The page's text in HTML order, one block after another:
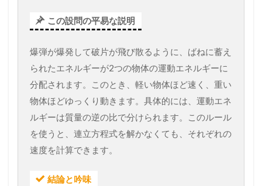
この設問の平易な説明
爆弾が爆発して破片が飛び散るように、ばねに蓄え
られたエネルギーが2つの物体の運動エネルギーに
分配されます。このとき、軽い物体ほど速く、重い
物体ほどゆっくり動きます。具体的には、運動エネ
ルギーは質量の逆の比で分けられます。このルール
を使うと、連立方程式を解かなくても、それぞれの
速度を計算できます。
結論と吟味